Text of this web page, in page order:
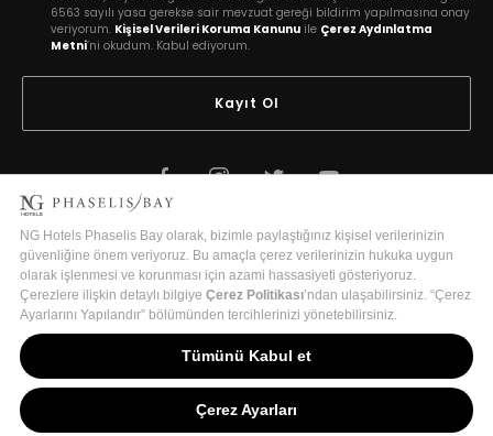
6563 sayılı yasa gerekse sair mevzuat gereği bildirim yapılmasına onay
veriyorum. Kişisel Verileri Koruma Kanunu ile Çerez Aydınlatma
Metni’ni okudum. Kabul ediyorum.
Kayıt Ol
2026 Copyright © Phaselis Bay
Turizm İşletme Belge No:18875